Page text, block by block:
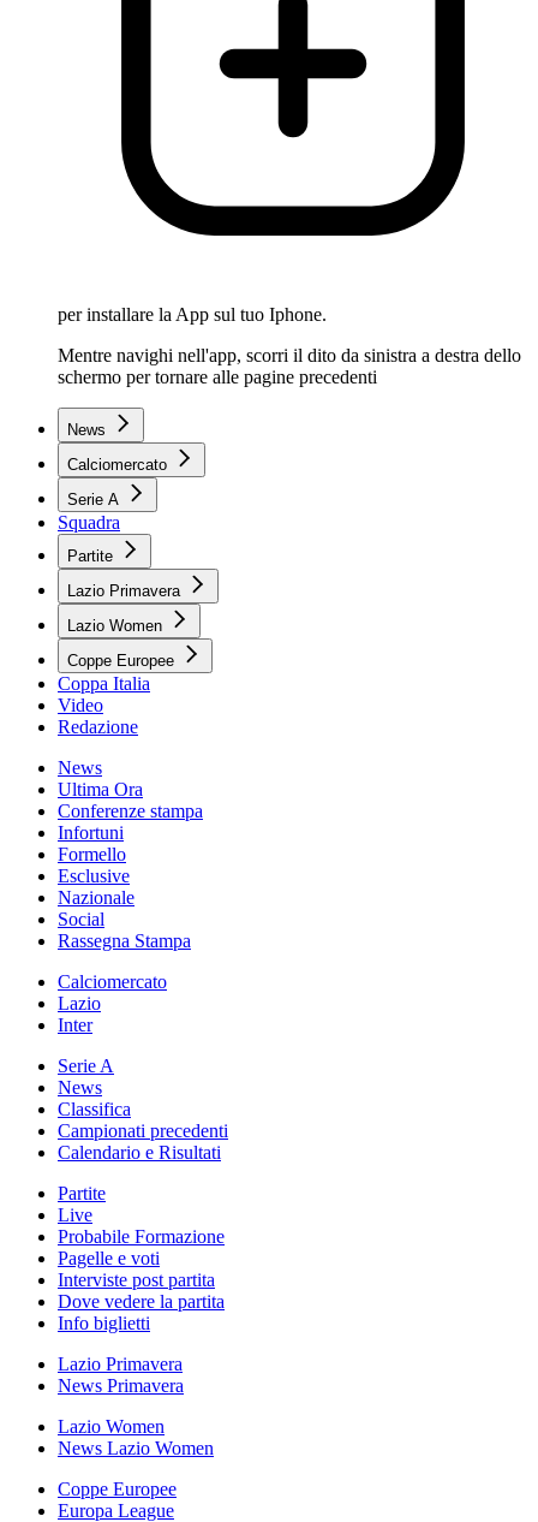
per installare la App sul tuo Iphone.
Mentre navighi nell'app, scorri il dito da sinistra a destra dello
schermo per tornare alle pagine precedenti
News
Calciomercato
Serie A
Squadra
Partite
Lazio Primavera
Lazio Women
Coppe Europee
Coppa Italia
Video
Redazione
News
Ultima Ora
Conferenze stampa
Infortuni
Formello
Esclusive
Nazionale
Social
Rassegna Stampa
Calciomercato
Lazio
Inter
Serie A
News
Classifica
Campionati precedenti
Calendario e Risultati
Partite
Live
Probabile Formazione
Pagelle e voti
Interviste post partita
Dove vedere la partita
Info biglietti
Lazio Primavera
News Primavera
Lazio Women
News Lazio Women
Coppe Europee
Europa League